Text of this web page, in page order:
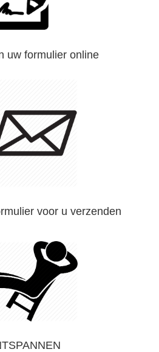
uw formulier online
voor u verzenden